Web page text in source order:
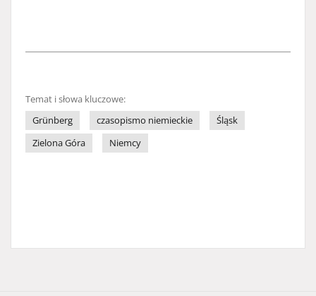
Temat i słowa kluczowe:
Grünberg
czasopismo niemieckie
Śląsk
Zielona Góra
Niemcy